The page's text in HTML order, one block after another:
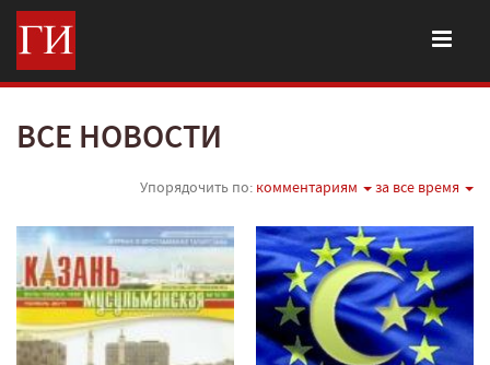
ВСЕ НОВОСТИ
Упорядочить по: комментариям за все время